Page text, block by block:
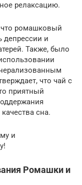
релаксацию.
что ромашковый
депрессии и
Также, было
что чай с
приятный
сна.
и
Ромашки и